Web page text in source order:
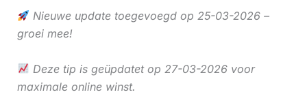
Nieuwe update toegevoegd op 25-03-2026 –
groei mee!
Deze tip is geüpdatet op 27-03-2026 voor
maximale online winst.